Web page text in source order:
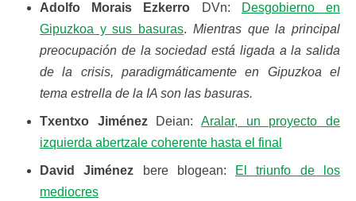
Adolfo Morais Ezkerro DVn:
Desgobierno en
Gipuzkoa y sus basuras. Mientras que la principal
preocupación de la sociedad está ligada a la salida
de la crisis, paradigmáticamente en Gipuzkoa el
tema estrella de la IA son las basuras.
Txentxo JiménezDeian:Aralar, un proyecto de
izquierda abertzale coherente hasta el final
David Jiménez bere blogean:
El triunfo de los
mediocres